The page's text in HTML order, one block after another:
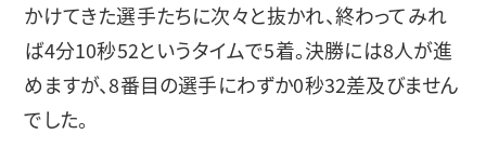
かけてきた選手たちに次々と抜かれ、終わってみれ
ば4分10秒52というタイムで5着。決勝には8人が進
めますが、8番目の選手にわずか0秒32差及びません
でした。